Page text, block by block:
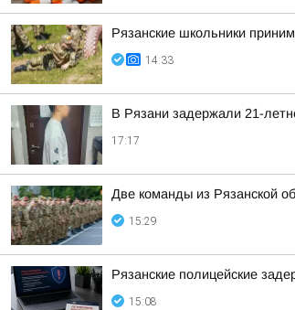
Рязанские школьники
14:33
В Рязани задержали 21-
17:17
Две команды из Рязанской
15:29
Рязанские полицейские
15:08